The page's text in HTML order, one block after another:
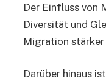
Der Einfluss von
Diversität und
Migration stärker
Darüber hinaus